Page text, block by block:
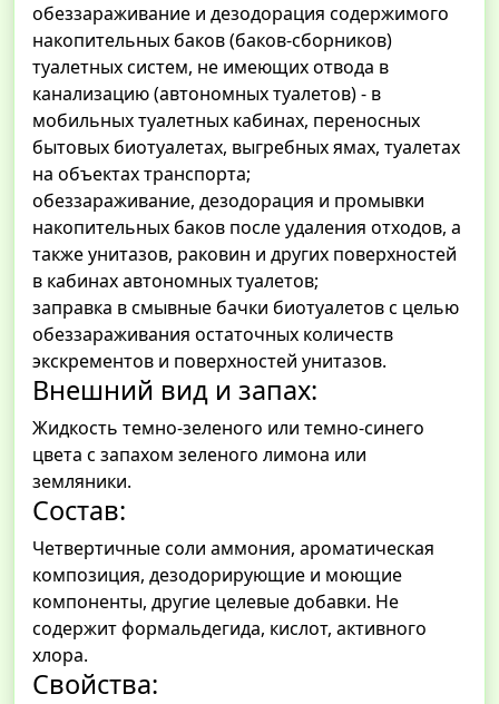
обеззараживание и дезодорация содержимого
накопительных баков (баков-сборников)
туалетных систем, не имеющих отвода в
канализацию (автономных туалетов) - в
мобильных туалетных кабинах, переносных
бытовых биотуалетах, выгребных ямах, туалетах
на объектах транспорта;
обеззараживание, дезодорация и промывки
накопительных баков после удаления отходов, а
также унитазов, раковин и других поверхностей
в кабинах автономных туалетов;
заправка в смывные бачки биотуалетов с целью
обеззараживания остаточных количеств
экскрементов и поверхностей унитазов.
Внешний вид и запах:
Жидкость темно-зеленого или темно-синего
цвета с запахом зеленого лимона или
земляники.
Состав:
Четвертичные соли аммония, ароматическая
композиция, дезодорирующие и моющие
компоненты, другие целевые добавки. Не
содержит формальдегида, кислот, активного
хлора.
Свойства: